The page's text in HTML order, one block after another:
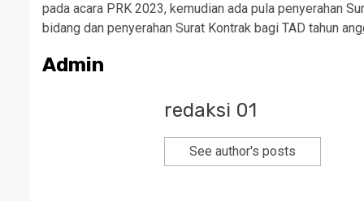
pada acara PRK 2023, kemudian ada pula penyerahan
bidang dan penyerahan Surat Kontrak bagi TAD tahun
Admin
redaksi 01
See author's posts